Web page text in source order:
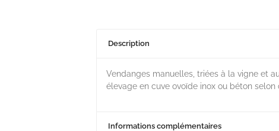
Description
Vendanges manuelles, triées à la vigne et
élevage en cuve ovoïde inox ou béton selon
Informations complémentaires